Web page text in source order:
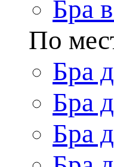
Бра
По
Бра
Бра
Бра